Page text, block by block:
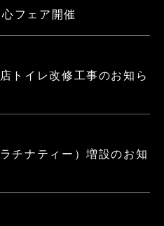
フェア開催
トイレ改修工事のお知ら
チナティー）増設のお知